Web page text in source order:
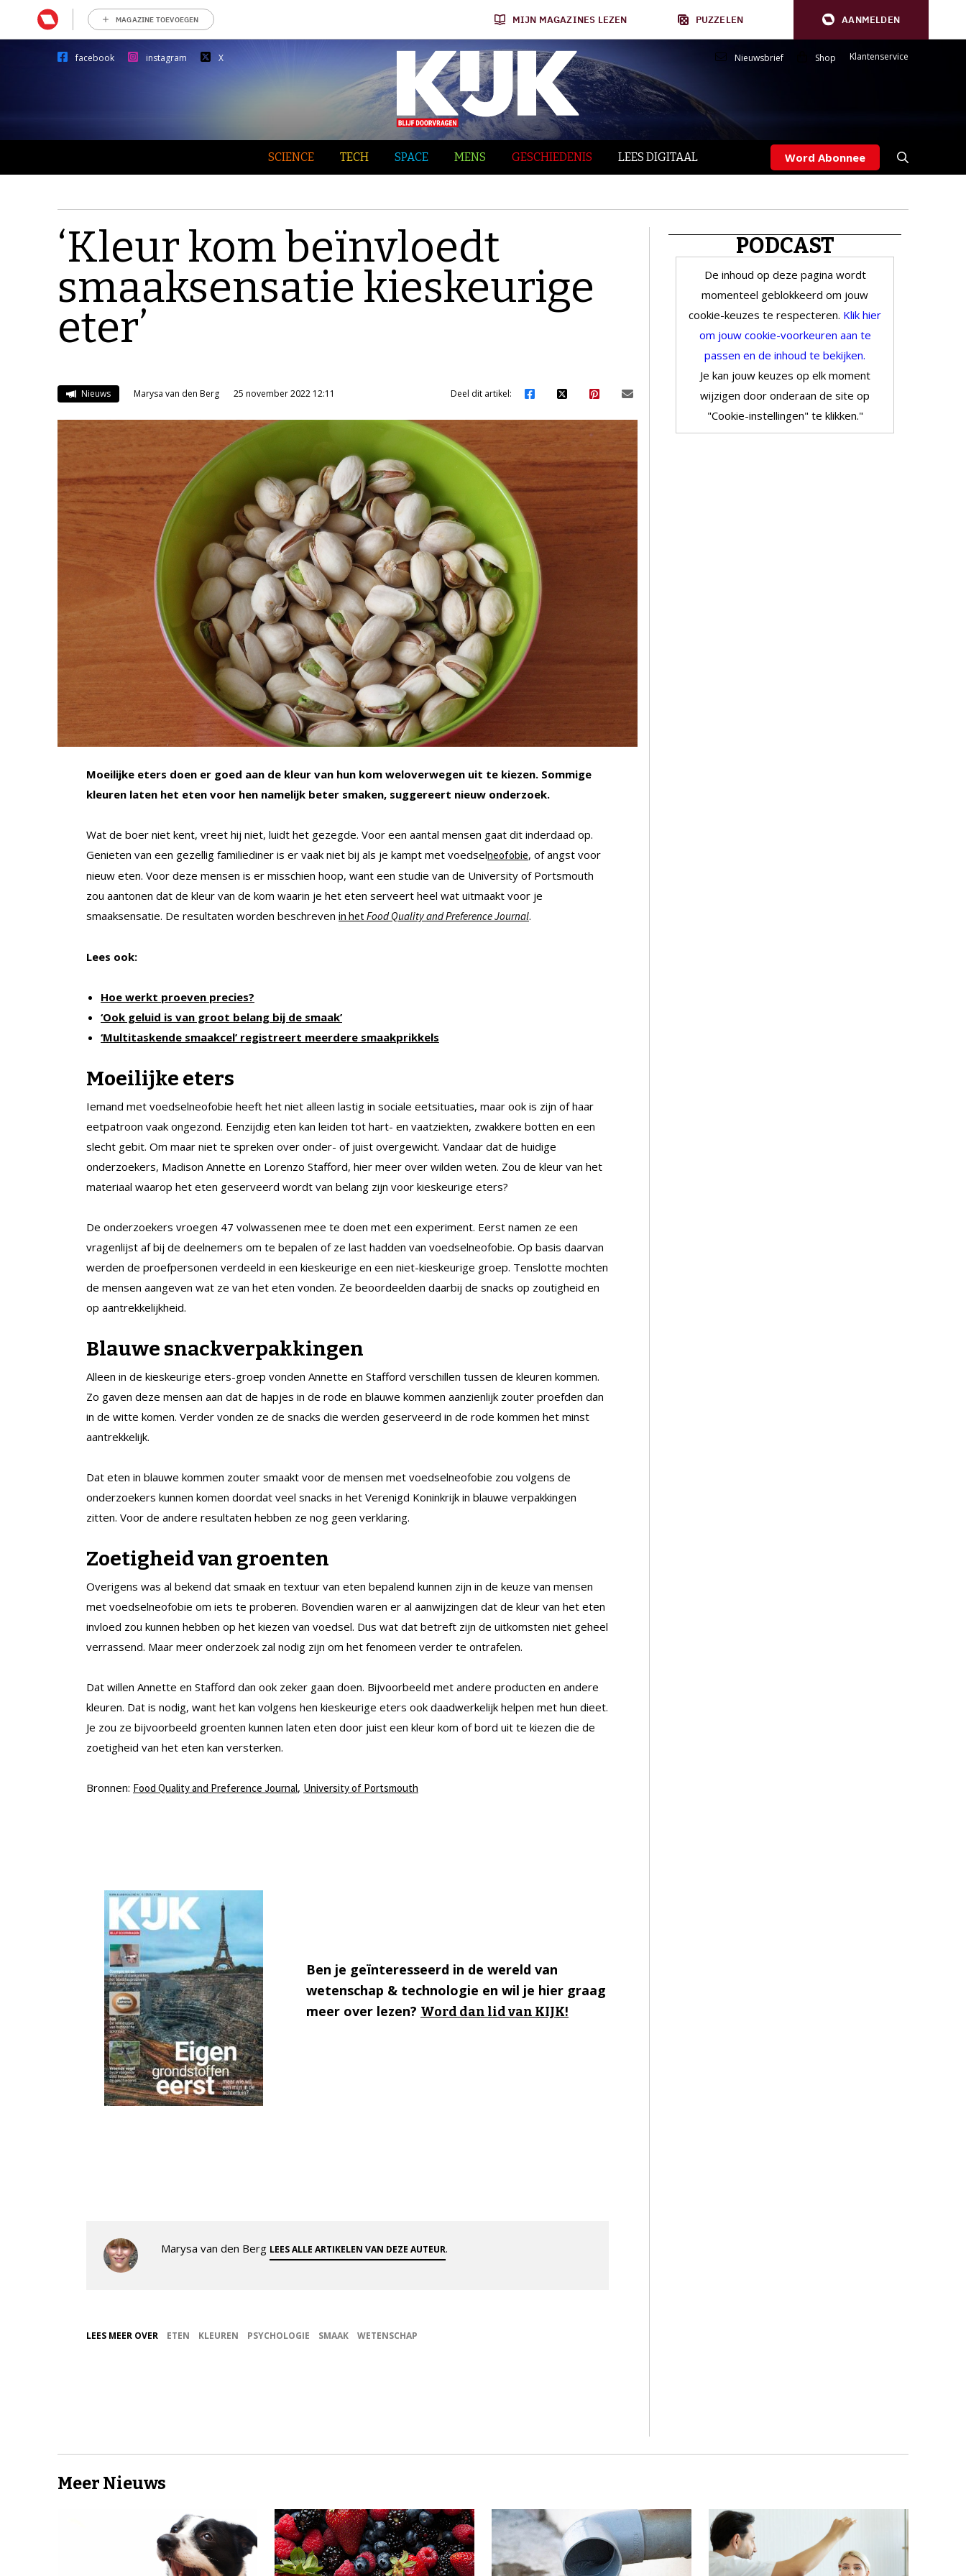
MAGAZINE TOEVOEGEN MIJN MAGAZINES LEZEN PUZZELEN AANMELDEN
facebook instagram X Nieuwsbrief Shop Klantenservice
SCIENCE TECH SPACE MENS GESCHIEDENIS LEES DIGITAAL Word Abonnee
‘Kleur kom beïnvloedt
smaaksensatie kieskeurige
eter’
Nieuws Marysa van den Berg 25 november 2022 12:11 Deel dit artikel:
Moeilijke eters doen er goed aan de kleur van hun kom weloverwegen uit te kiezen. Sommige
kleuren laten het eten voor hen namelijk beter smaken, suggereert nieuw onderzoek.
Wat de boer niet kent, vreet hij niet, luidt het gezegde. Voor een aantal mensen gaat dit inderdaad op.
Genieten van een gezellig familiediner is er vaak niet bij als je kampt met voedselneofobie, of angst voor
nieuw eten. Voor deze mensen is er misschien hoop, want een studie van de University of Portsmouth
zou aantonen dat de kleur van de kom waarin je het eten serveert heel wat uitmaakt voor je
smaaksensatie. De resultaten worden beschreven in hetFood Quality and Preference Journal.
Lees ook:
Hoe werkt proeven precies?
‘Ook geluid is van groot belang bij de smaak’
‘Multitaskende smaakcel’ registreert meerdere smaakprikkels
Moeilijke eters
Iemand met voedselneofobie heeft het niet alleen lastig in sociale eetsituaties, maar ook is zijn of haar
eetpatroon vaak ongezond. Eenzijdig eten kan leiden tot hart- en vaatziekten, zwakkere botten en een
slecht gebit. Om maar niet te spreken over onder- of juist overgewicht. Vandaar dat de huidige
onderzoekers, Madison Annette en Lorenzo Stafford, hier meer over wilden weten. Zou de kleur van het
materiaal waarop het eten geserveerd wordt van belang zijn voor kieskeurige eters?
De onderzoekers vroegen 47 volwassenen mee te doen met een experiment. Eerst namen ze een
vragenlijst af bij de deelnemers om te bepalen of ze last hadden van voedselneofobie. Op basis daarvan
werden de proefpersonen verdeeld in een kieskeurige en een niet-kieskeurige groep. Tenslotte mochten
de mensen aangeven wat ze van het eten vonden. Ze beoordeelden daarbij de snacks op zoutigheid en
op aantrekkelijkheid.
Blauwe snackverpakkingen
Alleen in de kieskeurige eters-groep vonden Annette en Stafford verschillen tussen de kleuren kommen.
Zo gaven deze mensen aan dat de hapjes in de rode en blauwe kommen aanzienlijk zouter proefden dan
in de witte komen. Verder vonden ze de snacks die werden geserveerd in de rode kommen het minst
aantrekkelijk.
Dat eten in blauwe kommen zouter smaakt voor de mensen met voedselneofobie zou volgens de
onderzoekers kunnen komen doordat veel snacks in het Verenigd Koninkrijk in blauwe verpakkingen
zitten. Voor de andere resultaten hebben ze nog geen verklaring.
Zoetigheid van groenten
Overigens was al bekend dat smaak en textuur van eten bepalend kunnen zijn in de keuze van mensen
met voedselneofobie om iets te proberen. Bovendien waren er al aanwijzingen dat de kleur van het eten
invloed zou kunnen hebben op het kiezen van voedsel. Dus wat dat betreft zijn de uitkomsten niet geheel
verrassend. Maar meer onderzoek zal nodig zijn om het fenomeen verder te ontrafelen.
Dat willen Annette en Stafford dan ook zeker gaan doen. Bijvoorbeeld met andere producten en andere
kleuren. Dat is nodig, want het kan volgens hen kieskeurige eters ook daadwerkelijk helpen met hun dieet.
Je zou ze bijvoorbeeld groenten kunnen laten eten door juist een kleur kom of bord uit te kiezen die de
zoetigheid van het eten kan versterken.
Bronnen: Food Quality and Preference Journal, University of Portsmouth
Ben je geïnteresseerd in de wereld van
wetenschap & technologie en wil je hier graag
meer over lezen? Word dan lid van KIJK!
Marysa van den Berg LEES ALLE ARTIKELEN VAN DEZE AUTEUR.
LEES MEER OVER ETEN KLEUREN PSYCHOLOGIE SMAAK WETENSCHAP
PODCAST
De inhoud op deze pagina wordt
momenteel geblokkeerd om jouw
cookie-keuzes te respecteren. Klik hier
om jouw cookie-voorkeuren aan te
passen en de inhoud te bekijken.
Je kan jouw keuzes op elk moment
wijzigen door onderaan de site op
"Cookie-instellingen" te klikken."
Meer Nieuws